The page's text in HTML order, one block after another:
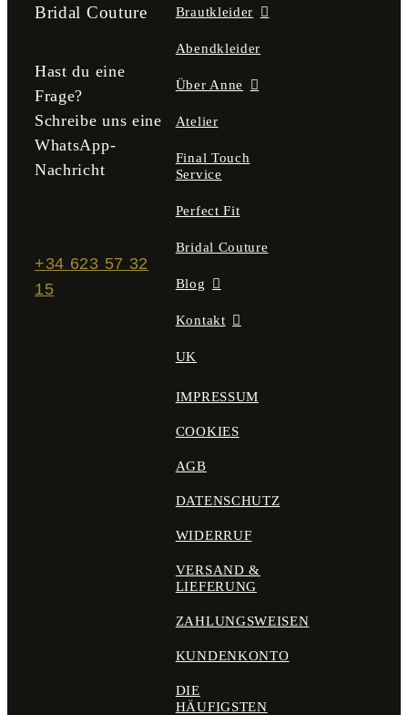
werden
Bridal Couture
Hast du eine
Frage?
Schreibe uns eine
WhatsApp-
Nachricht
+34 623 57 32
15
Brautkleider
Abendkleider
Über Anne
Atelier
Final Touch
Service
Perfect Fit
Bridal Couture
Blog
Kontakt
UK
IMPRESSUM
COOKIES
AGB
DATENSCHUTZ
WIDERRUF
VERSAND &
LIEFERUNG
ZAHLUNGSWEISEN
KUNDENKONTO
DIE
HÄUFIGSTEN